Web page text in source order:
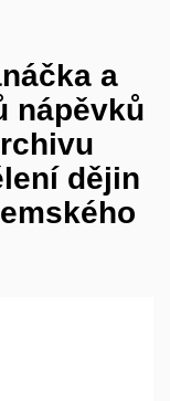
a
nápěvků
dějin